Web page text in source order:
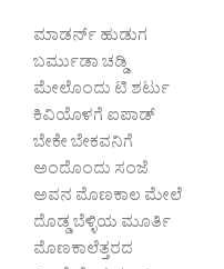
ಮಾಡರ್ನ್ ಹುಡುಗ
ಬರ್ಮುಡಾ ಚಡ್ಡಿ
ಮೇಲೊಂದು ಟಿ ಶರ್ಟು
ಕಿವಿಯೊಳಗೆ ಐಪಾಡ್
ಬೇಕೇ ಬೇಕವನಿಗೆ
ಅಂದೊಂದು ಸಂಜೆ
ಅವನ ಮೊಣಕಾಲ ಮೇಲೆ
ದೊಡ್ಡ ಬೆಳ್ಳಿಯ ಮೂರ್ತಿ
ಮೊಣಕಾಲೆತ್ತರದ